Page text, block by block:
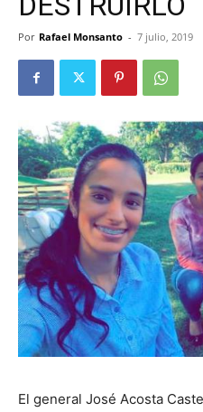
Por Rafael Monsanto - 7 julio, 2019
El general José Acosta